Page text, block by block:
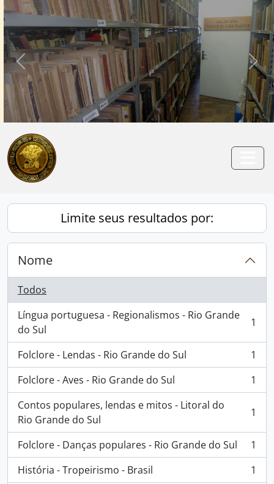
Skip to main content
Anterior
Limite seus resultados por:
Nome
Todos
Língua portuguesa - Regionalismos - Rio Grande
do Sul
, 1 resultados 1
Folclore - Lendas - Rio Grande do Sul
, 1 resultados
1
Folclore - Aves - Rio Grande do Sul
, 1 resultados
1
Contos populares, lendas e mitos - Litoral do
Rio Grande do Sul
, 1 resultados 1
Folclore - Danças populares - Rio Grande do Sul
, 1 resultados
1
História - Tropeirismo - Brasil
, 1 resultados
1